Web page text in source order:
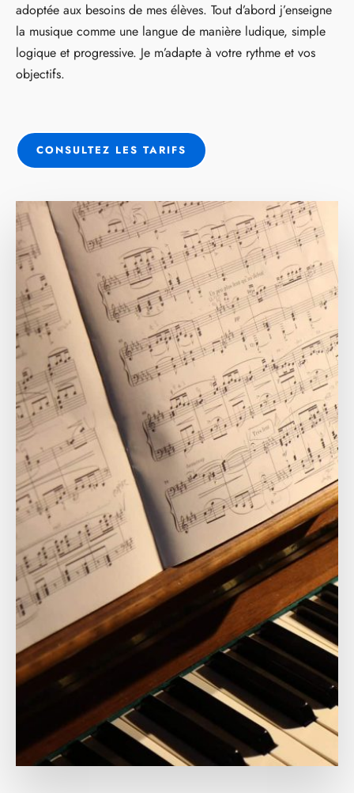
adoptée aux besoins de mes élèves. Tout d’abord j’enseigne
la musique comme une langue de manière ludique, simple
logique et progressive. Je m’adapte à votre rythme et vos
objectifs.
CONSULTEZ LES TARIFS